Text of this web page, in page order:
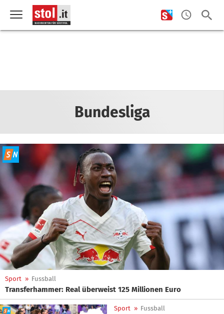
Bundesliga
Sport » Fussball
Transferhammer: Real überweist 125 Millionen Euro
Sport » Fussball